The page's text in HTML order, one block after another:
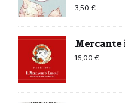
3,50€
Mercante
16,00€